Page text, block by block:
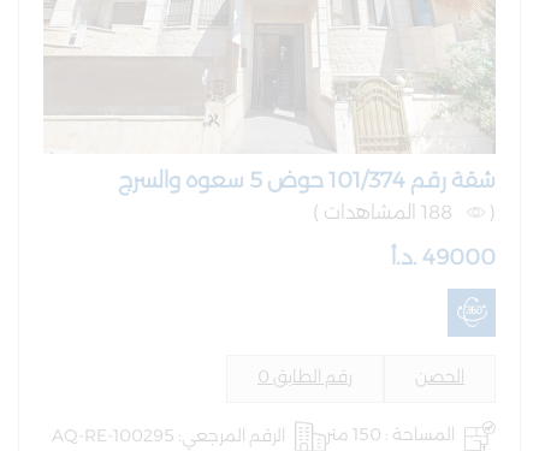
شقة رقم 101/374 حوض 5 سعوه والسرج
(
49000 .د.أ
الحصن رقم الطابق 0
المساحة : 150 متر
الرقم المرجعي: AQ-RE-100295